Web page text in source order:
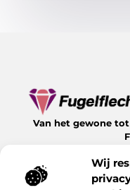
Wij
Van het gewone